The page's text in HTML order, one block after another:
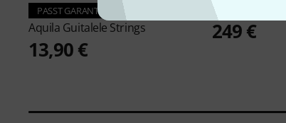
PASST GARANTIERT
Aquila Guitalele Strings
13,90 €
Thomann
249 €